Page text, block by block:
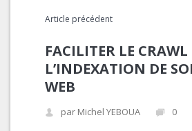
Article précédent
FACILITER LE CRAWL
L’INDEXATION DE
WEB
par Michel YEBOUA 0